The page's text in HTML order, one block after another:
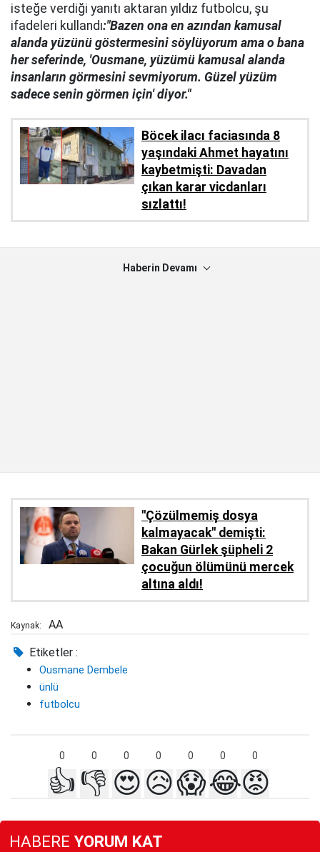
isteğe verdiği yanıtı aktaran yıldız futbolcu, şu
ifadeleri kullandı:"Bazen ona en azından kamusal
alanda yüzünü göstermesini söylüyorum ama o bana
her seferinde, 'Ousmane, yüzümü kamusal alanda
insanların görmesini sevmiyorum. Güzel yüzüm
sadece senin görmen için' diyor."
Böcek ilacı faciasında 8
yaşındaki Ahmet hayatını
kaybetmişti: Davadan
çıkan karar vicdanları
sızlattı!
Haberin Devamı
''Çözülmemiş dosya
kalmayacak'' demişti:
Bakan Gürlek şüpheli 2
çocuğun ölümünü mercek
altına aldı!
Kaynak: AA
Etiketler :
Ousmane Dembele
ünlü
futbolcu
0 0 0 0 0 0 0
👍 👎 😍😥😱😂😡
HABERE YORUM KAT